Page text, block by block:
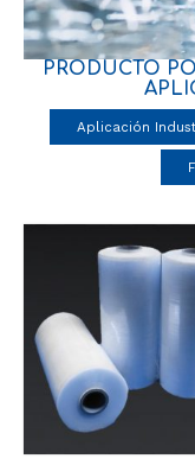
PRODUCTO
Aplicación